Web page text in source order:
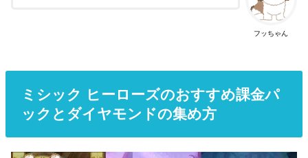
フッちゃん
ミシック ヒーローズのおすすめ課金パ
ックとダイヤモンドの集め方